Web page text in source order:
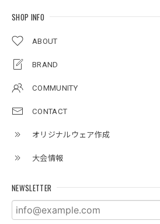
SHOP INFO
ABOUT
BRAND
COMMUNITY
CONTACT
オリジナルウェア作成
大会情報
NEWSLETTER